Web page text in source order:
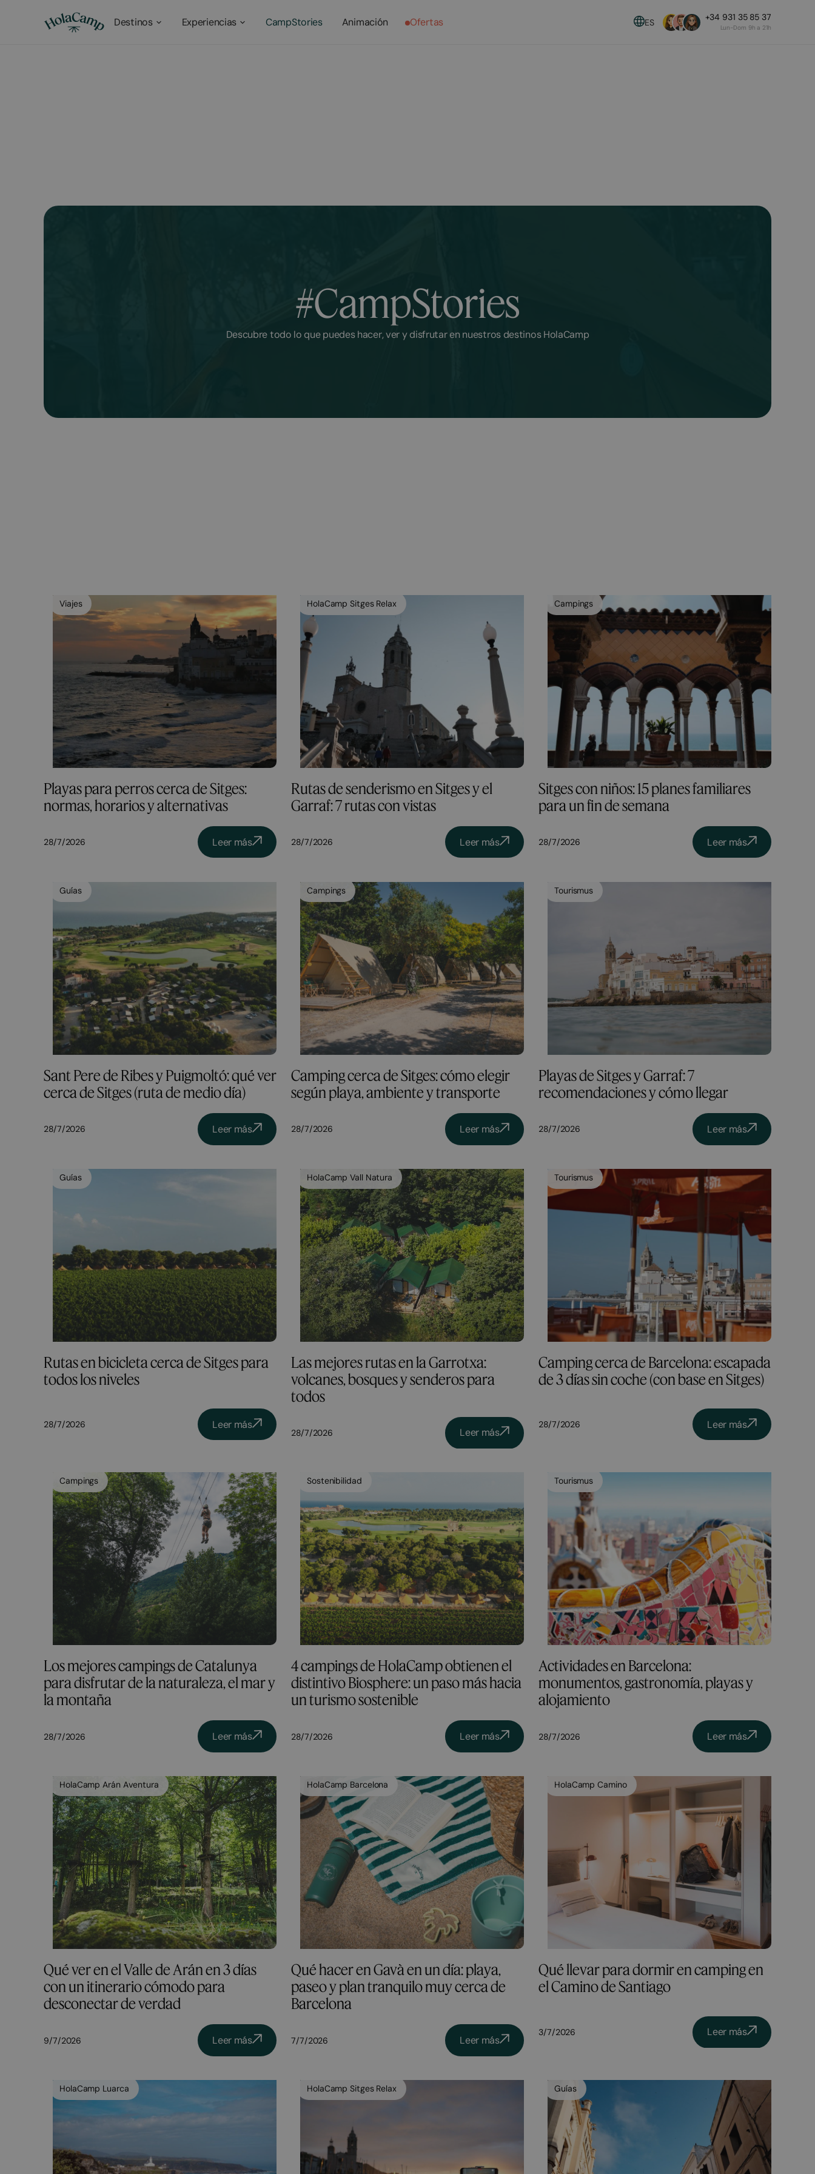
Destinos Experiencias CampStories Animación Ofertas ES +34 931 35 85 37
Lun-Dom 9h a 21h
#CampStories
Descubre todo lo que puedes hacer, ver y disfrutar en nuestros destinos HolaCamp
Viajes
Playas para perros cerca de Sitges:
normas, horarios y alternativas
28/7/2026 Leer más
HolaCamp Sitges Relax
Rutas de senderismo en Sitges y el
Garraf: 7 rutas con vistas
28/7/2026 Leer más
Campings
Sitges con niños: 15 planes familiares
para un fin de semana
28/7/2026 Leer más
Guías
Sant Pere de Ribes y Puigmoltó: qué ver
cerca de Sitges (ruta de medio día)
28/7/2026 Leer más
Campings
Camping cerca de Sitges: cómo elegir
según playa, ambiente y transporte
28/7/2026 Leer más
Tourismus
Playas de Sitges y Garraf: 7
recomendaciones y cómo llegar
28/7/2026 Leer más
Guías
Rutas en bicicleta cerca de Sitges para
todos los niveles
28/7/2026 Leer más
HolaCamp Vall Natura
Las mejores rutas en la Garrotxa:
volcanes, bosques y senderos para
todos
28/7/2026 Leer más
Tourismus
Camping cerca de Barcelona: escapada
de 3 días sin coche (con base en Sitges)
28/7/2026 Leer más
Campings
Los mejores campings de Catalunya
para disfrutar de la naturaleza, el mar y
la montaña
28/7/2026 Leer más
Sostenibilidad
4 campings de HolaCamp obtienen el
distintivo Biosphere: un paso más hacia
un turismo sostenible
28/7/2026 Leer más
Tourismus
Actividades en Barcelona:
monumentos, gastronomía, playas y
alojamiento
28/7/2026 Leer más
HolaCamp Arán Aventura
Qué ver en el Valle de Arán en 3 días
con un itinerario cómodo para
desconectar de verdad
9/7/2026 Leer más
HolaCamp Barcelona
Qué hacer en Gavà en un día: playa,
paseo y plan tranquilo muy cerca de
Barcelona
7/7/2026 Leer más
HolaCamp Camino
Qué llevar para dormir en camping en
el Camino de Santiago
3/7/2026 Leer más
HolaCamp Luarca HolaCamp Sitges Relax Guías